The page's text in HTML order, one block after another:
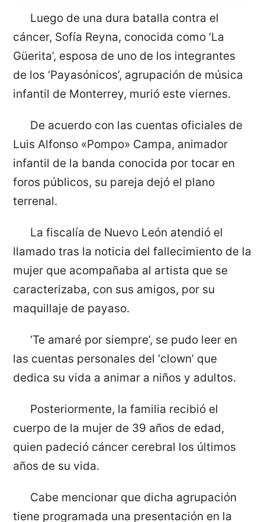
Luego de una dura batalla contra el
cáncer, Sofía Reyna, conocida como ‘La
Güerita’, esposa de uno de los integrantes
de los ‘Payasónicos’, agrupación de música
infantil de Monterrey, murió este viernes.
De acuerdo con las cuentas oficiales de
Luis Alfonso «Pompo» Campa, animador
infantil de la banda conocida por tocar en
foros públicos, su pareja dejó el plano
terrenal.
La fiscalía de Nuevo León atendió el
llamado tras la noticia del fallecimiento de la
mujer que acompañaba al artista que se
caracterizaba, con sus amigos, por su
maquillaje de payaso.
‘Te amaré por siempre’, se pudo leer en
las cuentas personales del ‘clown’ que
dedica su vida a animar a niños y adultos.
Posteriormente, la familia recibió el
cuerpo de la mujer de 39 años de edad,
quien padeció cáncer cerebral los últimos
años de su vida.
Cabe mencionar que dicha agrupación
tiene programada una presentación en la